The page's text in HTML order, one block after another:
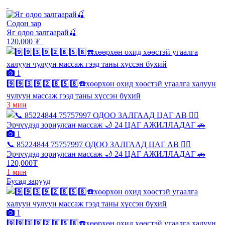
Содон зар
Яг одоо залгаарай🍒
120,000 ₮
1
9️⃣9️⃣3️⃣9️⃣2️⃣8️⃣5️⃣8️⃣☎️хөөрхөн охид хөөстэй угаалга халуун
чулуун массаж гээд таны хүссэн бүхий
3 мин
1
📞 85224844 75757997 ОДОО ЗАЛГААД ЦАГ АВ 💆‍♂️
Эрчүүдэд зориулсан массаж 🌙 24 ЦАГ АЖИЛЛАДАГ 🚗
120,000₮
1 мин
Бусад зарууд
1
9️⃣9️⃣3️⃣9️⃣2️⃣8️⃣5️⃣8️⃣☎️хөөрхөн охид хөөстэй угаалга халуун